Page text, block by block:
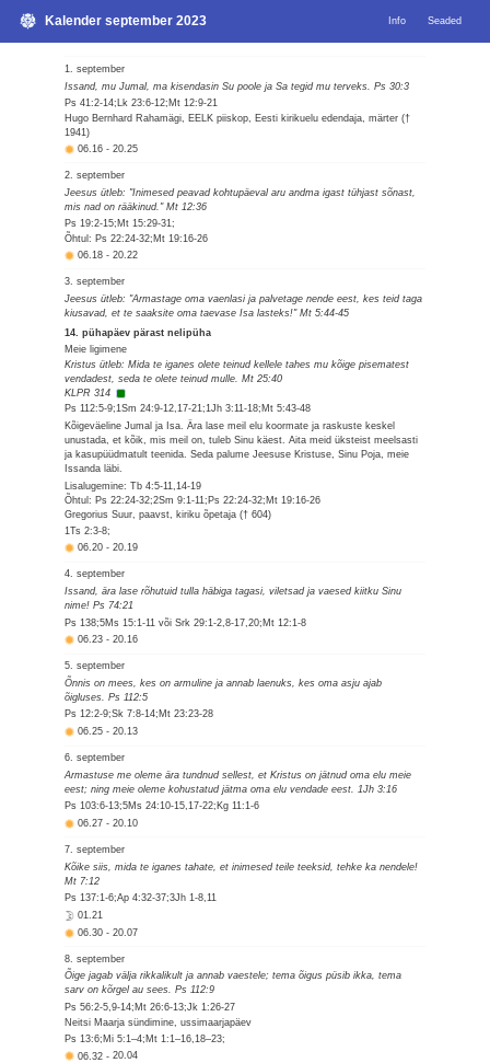
Kalender september 2023 Info Seaded
1. september
Issand, mu Jumal, ma kisendasin Su poole ja Sa tegid mu terveks. Ps 30:3
Ps 41:2-14;Lk 23:6-12;Mt 12:9-21
Hugo Bernhard Rahamägi, EELK piiskop, Eesti kirikuelu edendaja, märter (†
1941)
06.16-20.25
2. september
Jeesus ütleb: "Inimesed peavad kohtupäeval aru andma igast tühjast sõnast,
mis nad on rääkinud." Mt 12:36
Ps 19:2-15;Mt 15:29-31;
Õhtul: Ps 22:24-32;Mt 19:16-26
06.18-20.22
3. september
Jeesus ütleb: "Armastage oma vaenlasi ja palvetage nende eest, kes teid taga
kiusavad, et te saaksite oma taevase Isa lasteks!" Mt 5:44-45
14. pühapäev pärast nelipüha
Meie ligimene
Kristus ütleb: Mida te iganes olete teinud kellele tahes mu kõige pisematest
vendadest, seda te olete teinud mulle. Mt 25:40
KLPR 314
Ps 112:5-9;1Sm 24:9-12,17-21;1Jh 3:11-18;Mt 5:43-48
Kõigeväeline Jumal ja Isa. Ära lase meil elu koormate ja raskuste keskel
unustada, et kõik, mis meil on, tuleb Sinu käest. Aita meid üksteist meelsasti
ja kasupüüdmatult teenida. Seda palume Jeesuse Kristuse, Sinu Poja, meie
Issanda läbi.
Lisalugemine: Tb 4:5-11,14-19
Õhtul: Ps 22:24-32;2Sm 9:1-11;Ps 22:24-32;Mt 19:16-26
Gregorius Suur, paavst, kiriku õpetaja († 604)
1Ts 2:3-8;
06.20-20.19
4. september
Issand, ära lase rõhutuid tulla häbiga tagasi, viletsad ja vaesed kiitku Sinu
nime! Ps 74:21
Ps 138;5Ms 15:1-11 või Srk 29:1-2,8-17,20;Mt 12:1-8
06.23-20.16
5. september
Õnnis on mees, kes on armuline ja annab laenuks, kes oma asju ajab
õigluses. Ps 112:5
Ps 12:2-9;Sk 7:8-14;Mt 23:23-28
06.25-20.13
6. september
Armastuse me oleme ära tundnud sellest, et Kristus on jätnud oma elu meie
eest; ning meie oleme kohustatud jätma oma elu vendade eest. 1Jh 3:16
Ps 103:6-13;5Ms 24:10-15,17-22;Kg 11:1-6
06.27-20.10
7. september
Kõike siis, mida te iganes tahate, et inimesed teile teeksid, tehke ka nendele!
Mt 7:12
Ps 137:1-6;Ap 4:32-37;3Jh 1-8,11
01.21
06.30-20.07
8. september
Õige jagab välja rikkalikult ja annab vaestele; tema õigus püsib ikka, tema
sarv on kõrgel au sees. Ps 112:9
Ps 56:2-5,9-14;Mt 26:6-13;Jk 1:26-27
Neitsi Maarja sündimine, ussimaarjapäev
Ps 13:6;Mi 5:1–4;Mt 1:1–16,18–23;
06.32-20.04